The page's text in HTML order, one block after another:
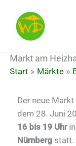
Inhalt
springen
Markt am
Start Märkte
Der neue
dem 28. Juni
16 bis 19 Uhrin
Nürnberg statt.